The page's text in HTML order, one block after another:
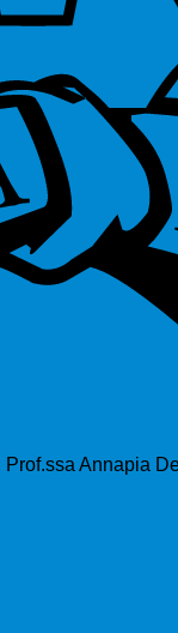
Annapia